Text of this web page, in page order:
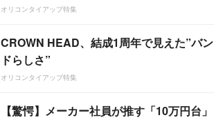
オリコンタイアップ特集
CROWN HEAD、結成1周年で見えた”バン
ドらしさ”
オリコンタイアップ特集
【驚愕】メーカー社員が推す「10万円台」